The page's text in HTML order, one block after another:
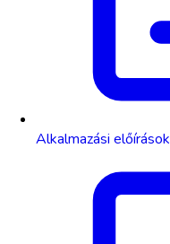
Alkalmazási előírások